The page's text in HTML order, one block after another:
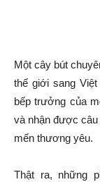
Một cây bút
thế giới sang
bếp trưởng của
và nhận được câu
mến thương yêu.
Thật ra, những